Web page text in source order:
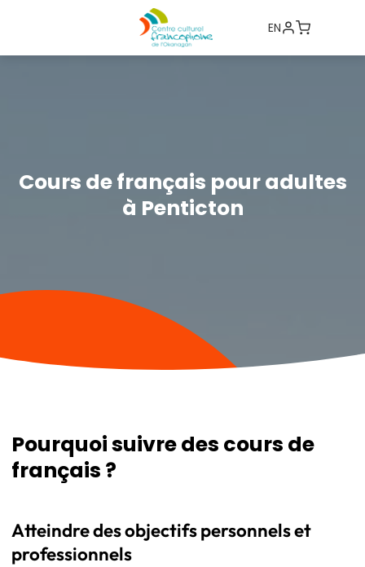
EN
Cours de français pour adultes
à Penticton
Pourquoi suivre des cours de
français ?
Atteindre des objectifs personnels et
professionnels